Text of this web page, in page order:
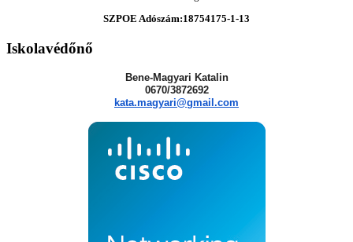
SZPOE Adószám:18754175-1-13
Iskolavédőnő
Bene-Magyari Katalin
0670/3872692
kata.magyari@gmail.com